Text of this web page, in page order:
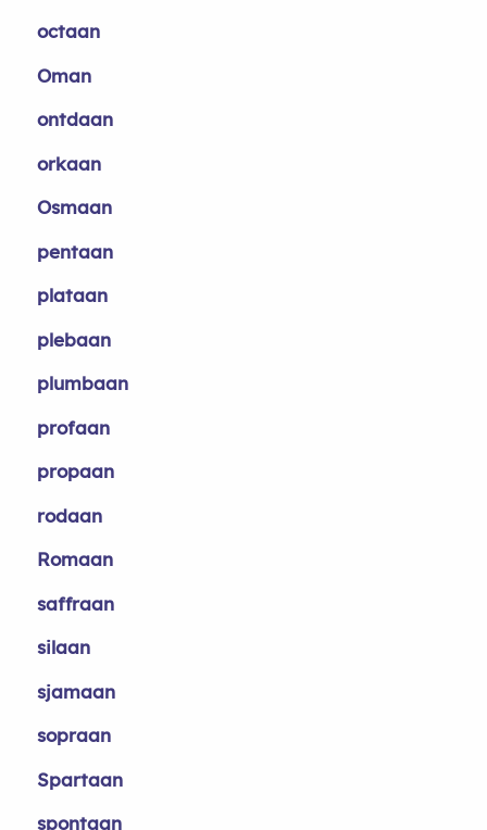
octaan
Oman
ontdaan
orkaan
Osmaan
pentaan
plataan
plebaan
plumbaan
profaan
propaan
rodaan
Romaan
saffraan
silaan
sjamaan
sopraan
Spartaan
spontaan